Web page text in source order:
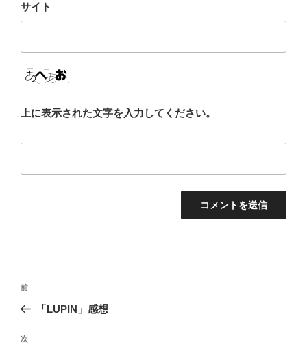
サイト
上に表示された文字を入力してください。
投
ビ
前
の
稿
前
「LUPIN」感想
次
次